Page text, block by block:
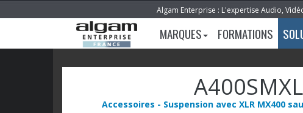
Algam Enterprise : L'expertise Audio,
MARQUES FORMATIONS
Accessoires - Suspension avec XLR MX400